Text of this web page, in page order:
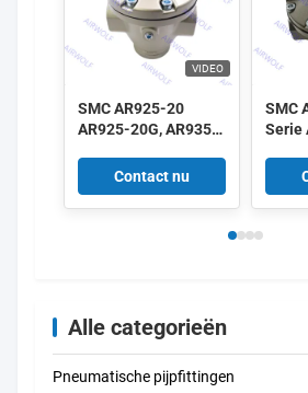
VIDEO
SMC AR925-20
AR925-20G, AR935-
AR425-935 serie
Pilot Operated
Regulator 2"
Contact nu
SMC
Serie
12G
Alle categorieën
Pneumatische pijpfittingen